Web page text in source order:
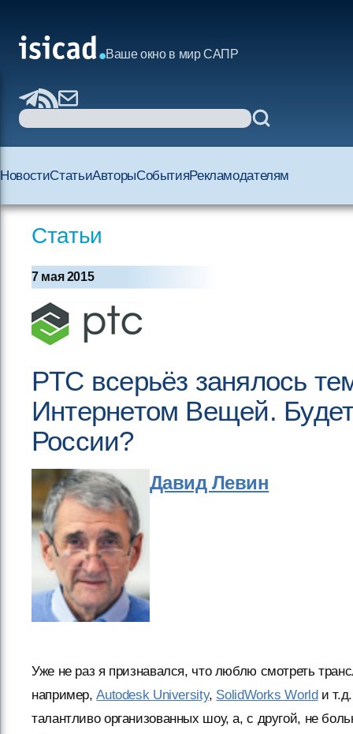
Ваше окно в мир САПР
НовостиСтатьиАвторыСобытияРекламодателям
Статьи
7 мая 2015
PTC всерьёз занялось
Интернетом Вещей.
России?
Давид Левин
Уже не раз я признавался, что люблю смотреть
например,Autodesk University, SolidWorks Worldи
талантливо организованных шоу, а, с другой, не